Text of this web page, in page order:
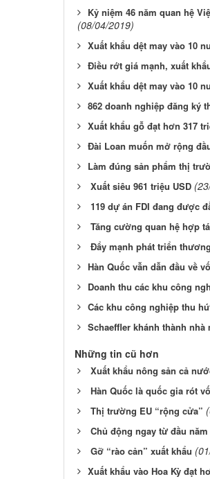
​Kỷ niệm 46 năm quan hệ
(08/04/2019)
​Xuất khẩu dệt may vào 10
​Điều rớt giá mạnh, xuất
​Xuất khẩu dệt may vào 10
​862 doanh nghiệp đăng ký
​Xuất khẩu gỗ đạt hơn 317
​Đài Loan muốn mở rộng
​Làm đúng sản phẩm thị
Xuất siêu 961 triệu USD
119 dự án FDI đang được
Tăng cường quan hệ hợp
Đẩy mạnh phát triển
​Hàn Quốc vẫn dẫn đầu về
​Doanh thu các khu công
​Các khu công nghiệp thu
​Schaeffler khánh thành nhà
Những tin cũ hơn
Xuất khẩu nông sản cả
Hàn Quốc là quốc gia rót
Thị trường EU “rộng cửa”
Chủ động ngay từ đầu năm
Gỡ “rào cản” xuất khẩu
​Xuất khẩu vào Hoa Kỳ đạt